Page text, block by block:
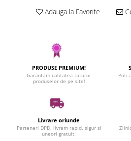
Adauga la Favorite
PRODUSE PREMIUM!
Garantam calitatea tuturor
produselor de pe site!
Poti
Livrare oriunde
Parteneri DPD, livram rapid, sigur si
uneori gratuit!